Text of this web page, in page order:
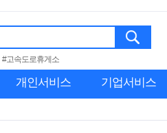
#고속도로휴게소
개인서비스 기업서비스